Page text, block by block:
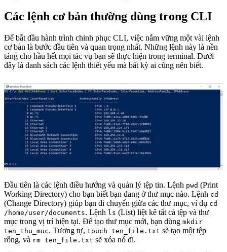
Các lệnh cơ bản thường dùng trong CLI
Để bắt đầu hành trình chinh phục CLI, việc nắm vững một vài lệnh
cơ bản là bước đầu tiên và quan trọng nhất. Những lệnh này là nền
tảng cho hầu hết mọi tác vụ bạn sẽ thực hiện trong terminal. Dưới
đây là danh sách các lệnh thiết yếu mà bất kỳ ai cũng nên biết.
Đầu tiên là các lệnh điều hướng và quản lý tệp tin. Lệnh pwd (Print
Working Directory) cho bạn biết bạn đang ở thư mục nào. Lệnh cd
(Change Directory) giúp bạn di chuyển giữa các thư mục, ví dụ cd
/home/user/documents. Lệnh ls (List) liệt kê tất cả tệp và thư
mục trong vị trí hiện tại. Để tạo thư mục mới, bạn dùng mkdir
ten_thu_muc. Tương tự, touch ten_file.txt sẽ tạo một tệp
rỗng, và rm ten_file.txt sẽ xóa nó đi.